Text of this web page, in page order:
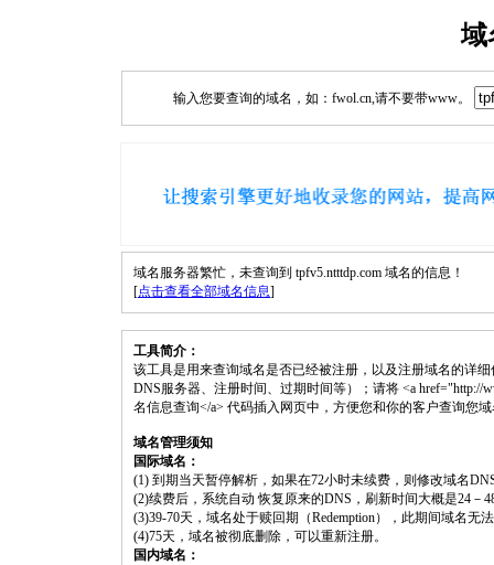
域
输入您要查询的域名，如：fwol.cn,请不要带www。
域名服务器繁忙，未查询到 tpfv5.ntttdp.com 域名的信息！
[点击查看全部域名信息]
工具简介：
该工具是用来查询域名是否已经被注册，以及注册域名的详
DNS服务器、注册时间、过期时间等）；请将 <a href="http://
名信息查询</a> 代码插入网页中，方便您和你的客户查询您
域名管理须知
国际域名：
(1) 到期当天暂停解析，如果在72小时未续费，则修改域名
(2)续费后，系统自动 恢复原来的DNS，刷新时间大概是24－
(3)39-70天，域名处于赎回期（Redemption），此期间域名无
(4)75天，域名被彻底删除，可以重新注册。
国内域名：